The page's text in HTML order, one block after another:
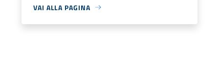
VAI ALLA PAGINA